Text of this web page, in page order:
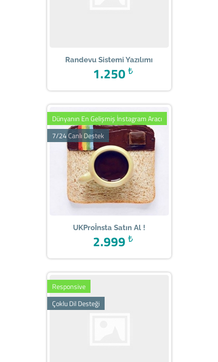
Randevu Sistemi Yazılımı
₺
1.250
Dünyanın En Gelişmiş İnstagram Aracı
7/24 Canlı Destek
UKProİnsta Satın Al !
₺
2.999
Responsive
Çoklu Dil Desteği